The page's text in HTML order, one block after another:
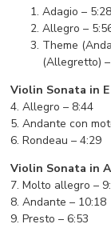
Adagio – 5:28
Allegro –
Theme
(Allegretto)
Violin Sonata in
4. Allegro – 8:44
5. Andante con
6. Rondeau – 4:29
Violin Sonata in
7. Molto allegro –
8. Andante – 10:18
9. Presto – 6:53